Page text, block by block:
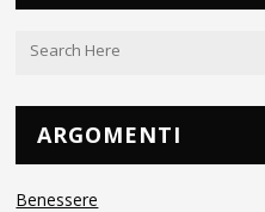
ARGOMENTI
Benessere